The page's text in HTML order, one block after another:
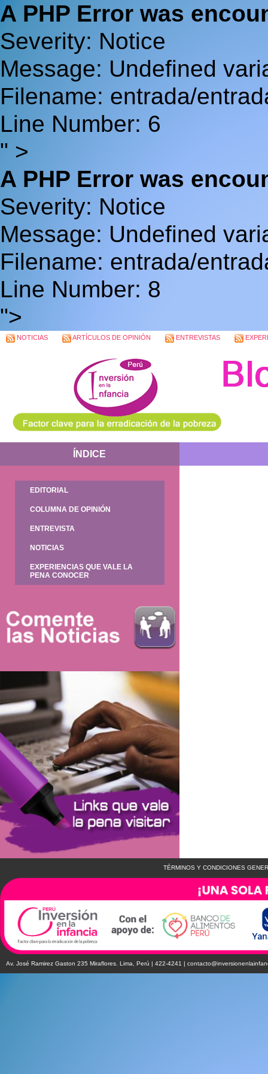
A PHP Error was
Severity: Notice
Message: Undefined
Filename: entrada/
Line Number: 6
" >
A PHP Error was
Severity: Notice
Message: Undefined
Filename: entrada/
Line Number: 8
">
NOTICIAS ARTÍCULOS DE OPINIÓN ENTREVISTAS
ÍNDICE
EDITORIAL
COLUMNA DE OPINIÓN
ENTREVISTA
NOTICIAS
EXPERIENCIAS QUE VALE LA
PENA CONOCER
TÉRMINOS Y CONDICIONES
Av. José Ramirez Gaston 235 Miraflores. Lima, Perú | 422-4241 |